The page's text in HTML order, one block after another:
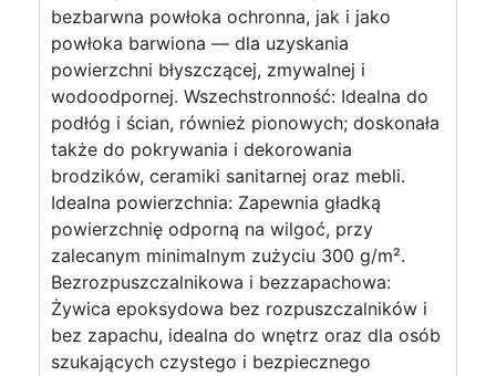
bezbarwna powłoka ochronna, jak i jako
powłoka barwiona — dla uzyskania
powierzchni błyszczącej, zmywalnej i
wodoodpornej. Wszechstronność: Idealna do
podłóg i ścian, również pionowych; doskonała
także do pokrywania i dekorowania
brodzików, ceramiki sanitarnej oraz mebli.
Idealna powierzchnia: Zapewnia gładką
powierzchnię odporną na wilgoć, przy
zalecanym minimalnym zużyciu 300 g/m².
Bezrozpuszczalnikowa i bezzapachowa:
Żywica epoksydowa bez rozpuszczalników i
bez zapachu, idealna do wnętrz oraz dla osób
szukających czystego i bezpiecznego